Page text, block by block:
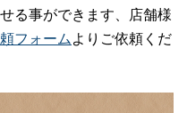
る事ができます、店舗様
フォーム よりご依頼くだ